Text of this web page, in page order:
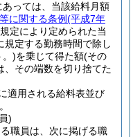
っては、当該給料月額
に関する条例(平成7年
定により定められた当
規定する勤務時間で除し
。)を乗じて得た額(その
、その端数を切り捨てた
適用される給料表並び
)
職員は、次に掲げる職